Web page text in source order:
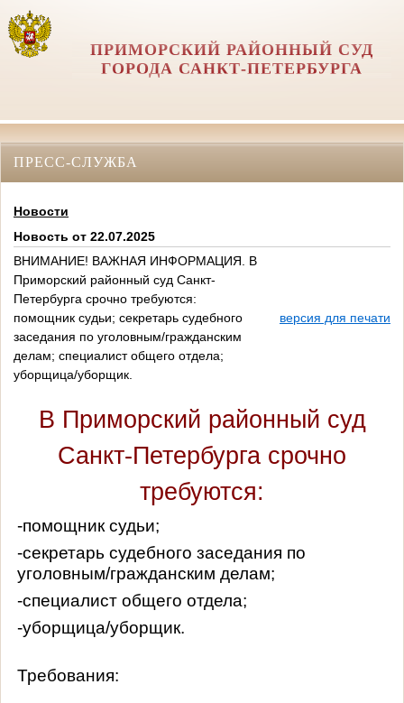
ПРИМОРСКИЙ РАЙОННЫЙ СУД
ГОРОДА САНКТ-ПЕТЕРБУРГА
ПРЕСС-СЛУЖБА
Новости
Новость от 22.07.2025
ВНИМАНИЕ! ВАЖНАЯ ИНФОРМАЦИЯ. В
Приморский районный суд Санкт-
Петербурга срочно требуются:
помощник судьи; секретарь судебного
заседания по уголовным/гражданским
делам; специалист общего отдела;
уборщица/уборщик.
версия для печати
В Приморский районный суд
Санкт-Петербурга срочно
требуются:
-помощник судьи;
-секретарь судебного заседания по
уголовным/гражданским делам;
-специалист общего отдела;
-уборщица/уборщик.
Требования: